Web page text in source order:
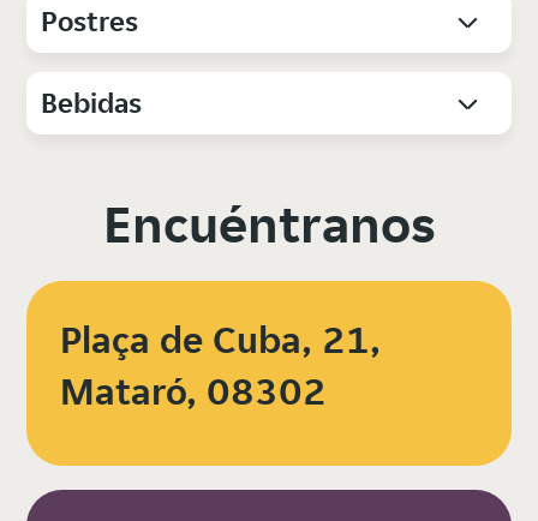
Postres
Bebidas
Encuéntranos
Plaça de Cuba, 21,
Mataró, 08302